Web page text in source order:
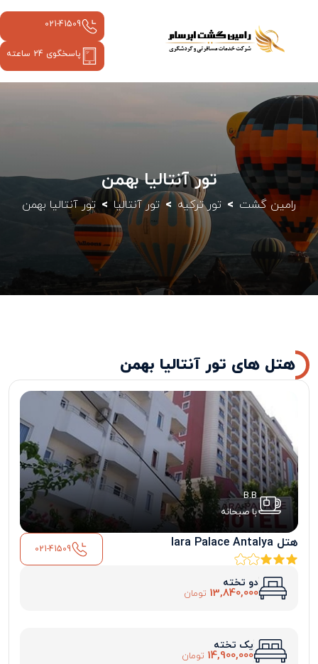
021-41509
پاسخگوی 24 ساعته
تور آنتالیا بهمن
رامین گشت تور ترکیه تور آنتالیا تور آنتالیا بهمن
هتل های تور آنتالیا بهمن
B.B
با صبحانه
هتل lara Palace Antalya 021-41509
دو تخته
13,840,000 تومان
یک تخته
14,900,000 تومان